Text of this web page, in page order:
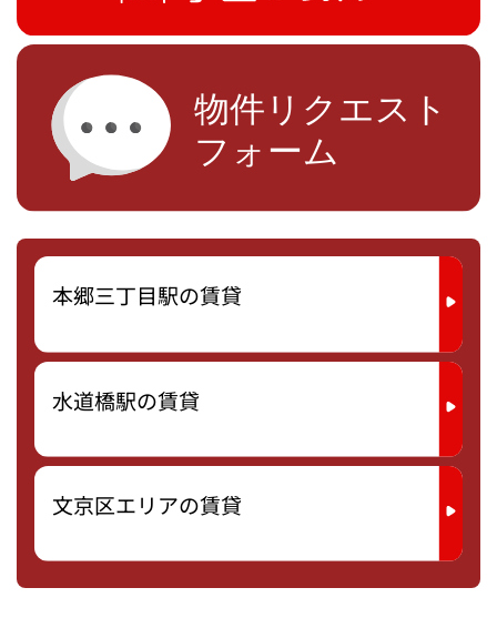
本郷三丁目駅の賃貸
水道橋駅の賃貸
文京区エリアの賃貸